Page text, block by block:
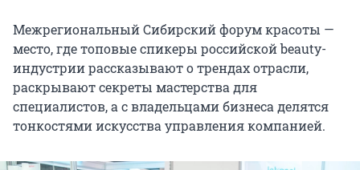
Межрегиональный Сибирский форум красоты —
место, где топовые спикеры российской beauty-
индустрии рассказывают о трендах отрасли,
раскрывают секреты мастерства для
специалистов, а с владельцами бизнеса делятся
тонкостями искусства управления компанией.